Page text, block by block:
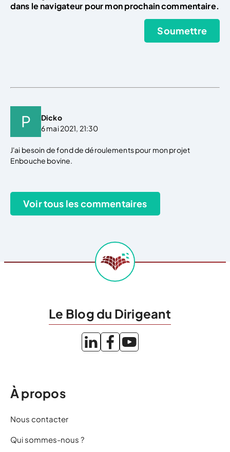
dans le navigateur pour mon prochain commentaire.
Dicko
6 mai 2021, 21:30
J'ai besoin de fond de déroulements pour mon projet
Enbouche bovine.
Le Blog du Dirigeant
À propos
Nous contacter
Qui sommes-nous ?